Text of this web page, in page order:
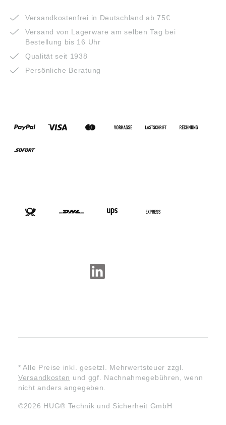
Versandkostenfrei in Deutschland ab 75€
Versand von Lagerware am selben Tag bei
Bestellung bis 16 Uhr
Qualität seit 1938
Persönliche Beratung
* Alle Preise inkl. gesetzl. Mehrwertsteuer zzgl.
Versandkosten und ggf. Nachnahmegebühren, wenn
nicht anders angegeben.
©2026 HUG® Technik und Sicherheit GmbH